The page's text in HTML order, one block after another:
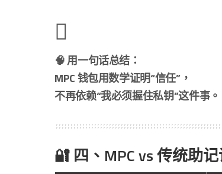
🧠 用一句话总结：
MPC 钱包用数学证明“信任”，
不再依赖“我必须握住私钥”这件事。
🔐 四、MPC vs 传统助